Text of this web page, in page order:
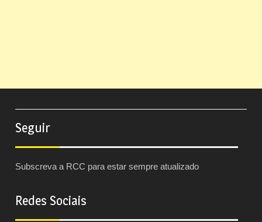
Seguir
Subscreva a RCC para estar sempre atualizado
Redes Sociais